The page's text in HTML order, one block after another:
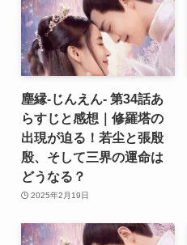
塵縁-じんえん- 第34話あ
らすじと感想｜修羅塔の
出現が迫る！若尘と張殷
殷、そして三界の運命は
どうなる？
2025年2月19日